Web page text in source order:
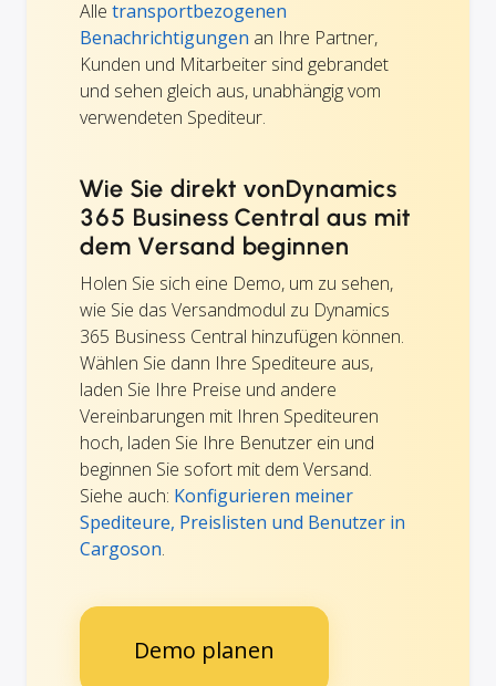
Alle transportbezogenen
Benachrichtigungen an Ihre Partner,
Kunden und Mitarbeiter sind gebrandet
und sehen gleich aus, unabhängig vom
verwendeten Spediteur.
Wie Sie direkt vonDynamics
365 Business Central aus mit
dem Versand beginnen
Holen Sie sich eine Demo, um zu sehen,
wie Sie das Versandmodul zu Dynamics
365 Business Central hinzufügen können.
Wählen Sie dann Ihre Spediteure aus,
laden Sie Ihre Preise und andere
Vereinbarungen mit Ihren Spediteuren
hoch, laden Sie Ihre Benutzer ein und
beginnen Sie sofort mit dem Versand.
Siehe auch: Konfigurieren meiner
Spediteure, Preislisten und Benutzer in
Cargoson.
Demo planen